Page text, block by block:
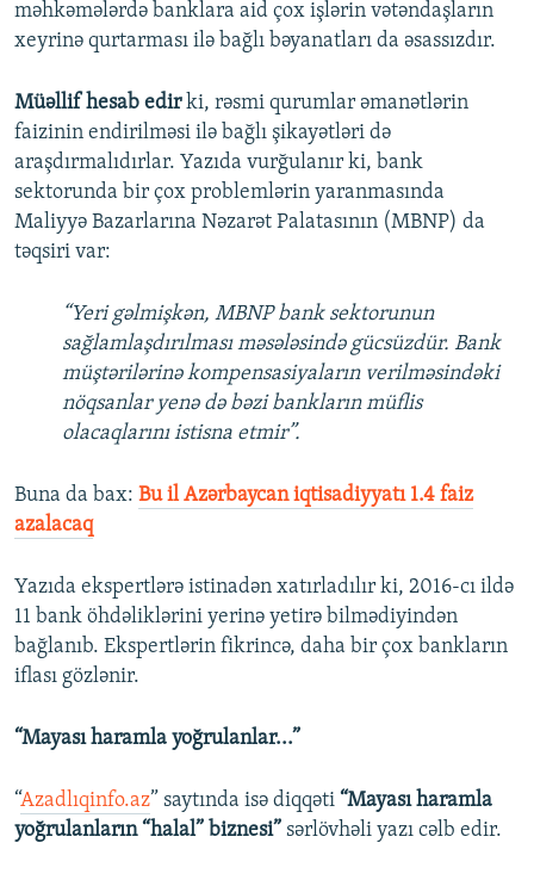
məhkəmələrdə banklara aid çox işlərin vətəndaşların
xeyrinə qurtarması ilə bağlı bəyanatları da əsassızdır.
Müəllif hesab edirki, rəsmi qurumlar əmanətlərin
faizinin endirilməsi ilə bağlı şikayətləri də
araşdırmalıdırlar. Yazıda vurğulanır ki, bank
sektorunda bir çox problemlərin yaranmasında
Maliyyə Bazarlarına Nəzarət Palatasının (MBNP) da
təqsiri var:
“Yeri gəlmişkən, MBNP bank sektorunun
sağlamlaşdırılması məsələsində gücsüzdür. Bank
müştərilərinə kompensasiyaların verilməsindəki
nöqsanlar yenə də bəzi bankların müflis
olacaqlarını istisna etmir”.
Buna da bax:​ Bu il Azərbaycan iqtisadiyyatı 1.4 faiz
azalacaq
Yazıda ekspertlərə istinadən xatırladılır ki, 2016-cı ildə
11 bank öhdəliklərini yerinə yetirə bilmədiyindən
bağlanıb. Ekspertlərin fikrincə, daha bir çox bankların
iflası gözlənir.
“Mayası haramla yoğrulanlar...”
“Azadlıqinfo.az” saytında isə diqqəti “Mayası haramla
yoğrulanların “halal” biznesi” sərlövhəli yazı cəlb edir.